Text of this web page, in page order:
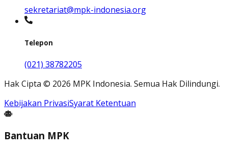
sekretariat@mpk-indonesia.org
Telepon
(021) 38782205
Hak Cipta © 2026 MPK Indonesia. Semua Hak Dilindungi.
Kebijakan PrivasiSyarat Ketentuan
Bantuan MPK